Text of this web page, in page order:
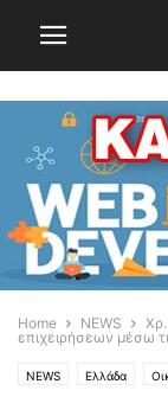
Home NEWS
επιχειρήσεων μέσω
NEWS Ελλάδα